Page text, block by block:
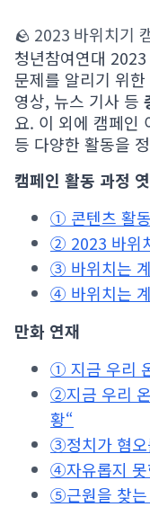
🪨 2023 바위치기
청년참여연대
문제를 알리기 위
영상, 뉴스 기사 등
요. 이 외에 캠페인
등 다양한 활동을
캠페인 활동 과정
① 콘텐츠 활
② 2023 바위
③ 바위치는
④ 바위치는
만화 연재
① 지금 우리
②지금 우리
황“
③정치가 혐오
④자유롭지 못
⑤근원을 찾는